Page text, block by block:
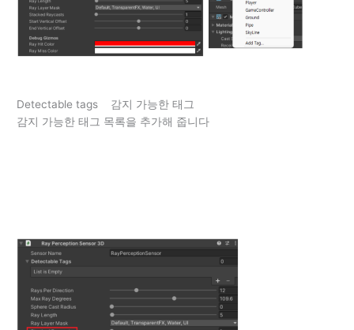
Detectable tags 감지 가능한 태그
감지 가능한 태그 목록을 추가해 줍니다